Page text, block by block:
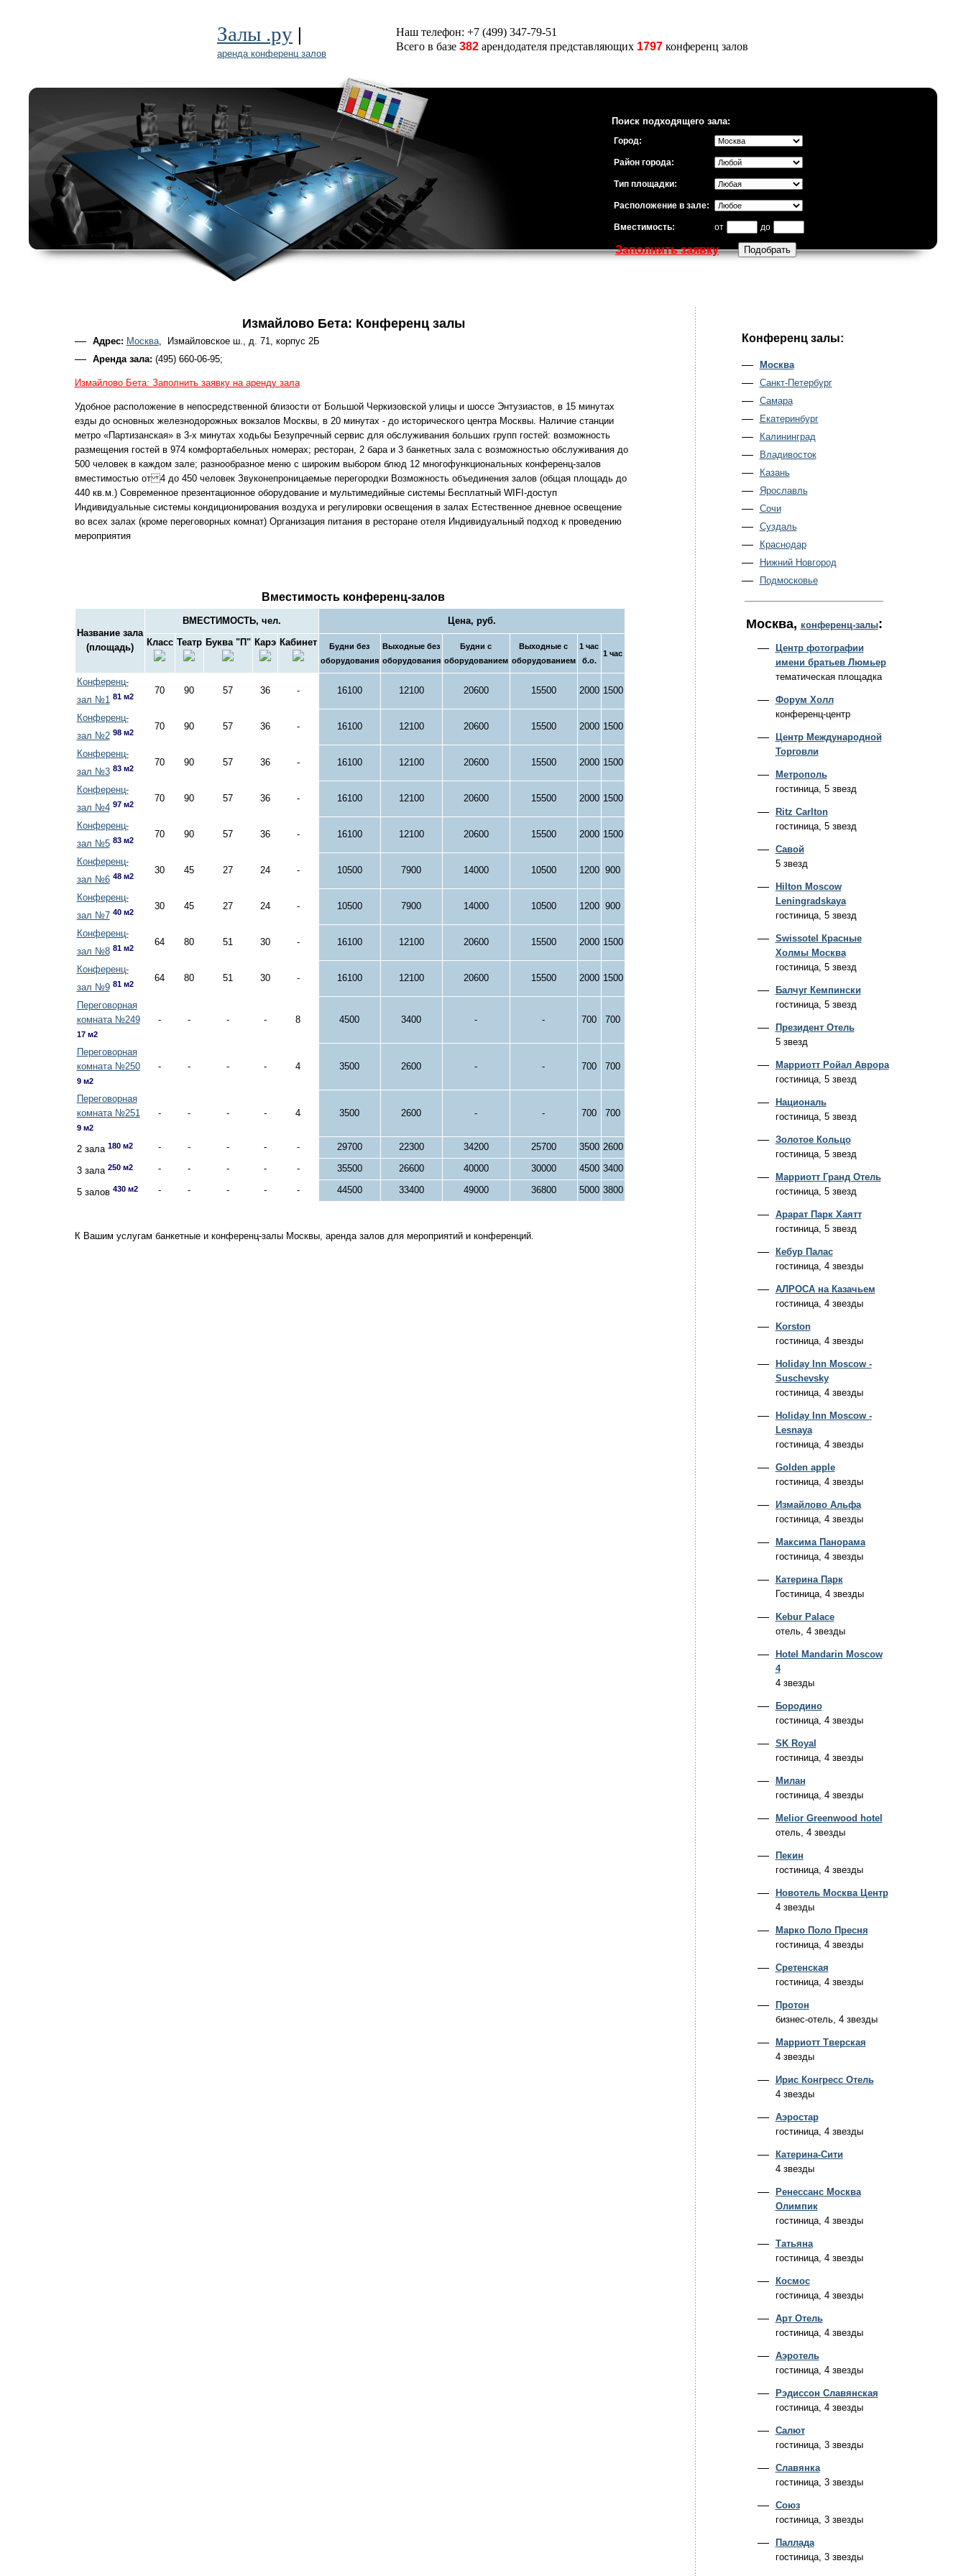
Залы .ру |
аренда конференц залов
Наш телефон: +7 (499) 347-79-51
Всего в базе 382 арендодателя представляющих 1797 конференц залов
Поиск подходящего зала:
Город:
Район города:
Тип площадки:
Расположение в зале:
Вместимость: от до
Заполнить заявку
Измайлово Бета: Конференц залы
Адрес: Москва, Измайловское ш., д. 71, корпус 2Б
Аренда зала: (495) 660-06-95;
Измайлово Бета: Заполнить заявку на аренду зала
Удобное расположение в непосредственной близости от Большой Черкизовской улицы и шоссе Энтузиастов, в 15 минутах
езды до основных железнодорожных вокзалов Москвы, в 20 минутах - до исторического центра Москвы. Наличие станции
метро «Партизанская» в 3-х минутах ходьбы Безупречный сервис для обслуживания больших групп гостей: возможность
размещения гостей в 974 комфортабельных номерах; ресторан, 2 бара и 3 банкетных зала с возможностью обслуживания до
500 человек в каждом зале; разнообразное меню с широким выбором блюд 12 многофункциональных конференц-залов
вместимостью от 4 до 450 человек Звуконепроницаемые перегородки Возможность объединения залов (общая площадь до
440 кв.м.) Современное презентационное оборудование и мультимедийные системы Бесплатный WIFI-доступ
Индивидуальные системы кондиционирования воздуха и регулировки освещения в залах Естественное дневное освещение
во всех залах (кроме переговорных комнат) Организация питания в ресторане отеля Индивидуальный подход к проведению
мероприятия
Вместимость конференц-залов
Название зала
(площадь)
ВМЕСТИМОСТЬ, чел.
Цена, руб.
Класс Театр Буква "П" Карэ Кабинет
Будни без
оборудования
Выходные без
оборудования
Будни с
оборудованием
Выходные с
оборудованием
1 час
б.о.
1 час
Конференц-
зал №1 81 м2
70 90 57 36 - 16100 12100 20600 15500 2000 1500
Конференц-
зал №2 98 м2
70 90 57 36 - 16100 12100 20600 15500 2000 1500
Конференц-
зал №3 83 м2
70 90 57 36 - 16100 12100 20600 15500 2000 1500
Конференц-
зал №4 97 м2
70 90 57 36 - 16100 12100 20600 15500 2000 1500
Конференц-
зал №5 83 м2
70 90 57 36 - 16100 12100 20600 15500 2000 1500
Конференц-
зал №6 48 м2
30 45 27 24 - 10500 7900 14000 10500 1200 900
Конференц-
зал №7 40 м2
30 45 27 24 - 10500 7900 14000 10500 1200 900
Конференц-
зал №8 81 м2
64 80 51 30 - 16100 12100 20600 15500 2000 1500
Конференц-
зал №9 81 м2
64 80 51 30 - 16100 12100 20600 15500 2000 1500
Переговорная
комната №249
17 м2
- - - - 8 4500 3400 - - 700 700
Переговорная
комната №250
9 м2
- - - - 4 3500 2600 - - 700 700
Переговорная
комната №251
9 м2
- - - - 4 3500 2600 - - 700 700
2 зала 180 м2 - - - - - 29700 22300 34200 25700 3500 2600
3 зала 250 м2 - - - - - 35500 26600 40000 30000 4500 3400
5 залов 430 м2 - - - - - 44500 33400 49000 36800 5000 3800
К Вашим услугам банкетные и конференц-залы Москвы, аренда залов для мероприятий и конференций.
Конференц залы:
Москва
Санкт-Петербург
Самара
Екатеринбург
Калининград
Владивосток
Казань
Ярославль
Сочи
Суздаль
Краснодар
Нижний Новгород
Подмосковье
Москва, конференц-залы:
Центр фотографии
имени братьев Люмьер
тематическая площадка
Форум Холл
конференц-центр
Центр Международной
Торговли
Метрополь
гостиница, 5 звезд
Ritz Carlton
гостиница, 5 звезд
Савой
5 звезд
Hilton Moscow
Leningradskaya
гостиница, 5 звезд
Swissotel Красные
Холмы Москва
гостиница, 5 звезд
Балчуг Кемпински
гостиница, 5 звезд
Президент Отель
5 звезд
Марриотт Ройал Аврора
гостиница, 5 звезд
Националь
гостиница, 5 звезд
Золотое Кольцо
гостиница, 5 звезд
Марриотт Гранд Отель
гостиница, 5 звезд
Арарат Парк Хаятт
гостиница, 5 звезд
Кебур Палас
гостиница, 4 звезды
АЛРОСА на Казачьем
гостиница, 4 звезды
Korston
гостиница, 4 звезды
Holiday Inn Moscow -
Suschevsky
гостиница, 4 звезды
Holiday Inn Moscow -
Lesnaya
гостиница, 4 звезды
Golden apple
гостиница, 4 звезды
Измайлово Альфа
гостиница, 4 звезды
Максима Панорама
гостиница, 4 звезды
Катерина Парк
Гостиница, 4 звезды
Kebur Palace
отель, 4 звезды
Hotel Mandarin Moscow
4
4 звезды
Бородино
гостиница, 4 звезды
SK Royal
гостиница, 4 звезды
Милан
гостиница, 4 звезды
Melior Greenwood hotel
отель, 4 звезды
Пекин
гостиница, 4 звезды
Новотель Москва Центр
4 звезды
Марко Поло Пресня
гостиница, 4 звезды
Сретенская
гостиница, 4 звезды
Протон
бизнес-отель, 4 звезды
Марриотт Тверская
4 звезды
Ирис Конгресс Отель
4 звезды
Аэростар
гостиница, 4 звезды
Катерина-Сити
4 звезды
Ренессанс Москва
Олимпик
гостиница, 4 звезды
Татьяна
гостиница, 4 звезды
Космос
гостиница, 4 звезды
Арт Отель
гостиница, 4 звезды
Аэротель
гостиница, 4 звезды
Рэдиссон Славянская
гостиница, 4 звезды
Салют
гостиница, 3 звезды
Славянка
гостиница, 3 звезды
Союз
гостиница, 3 звезды
Паллада
гостиница, 3 звезды